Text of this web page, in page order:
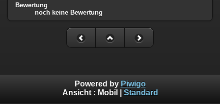
Bewertung
noch keine Bewertung
Powered by Piwigo
Ansicht : Mobil Standard